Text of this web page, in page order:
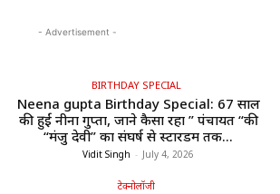
- Advertisement -
BIRTHDAY SPECIAL
Neena gupta Birthday Special: 67 साल
की हुईं नीना गुप्ता, जाने कैसा रहा ” पंचायत “की
“मंजु देवी” का संघर्ष से स्टारडम तक...
Vidit Singh - July 4, 2026
टेक्नोलॉजी